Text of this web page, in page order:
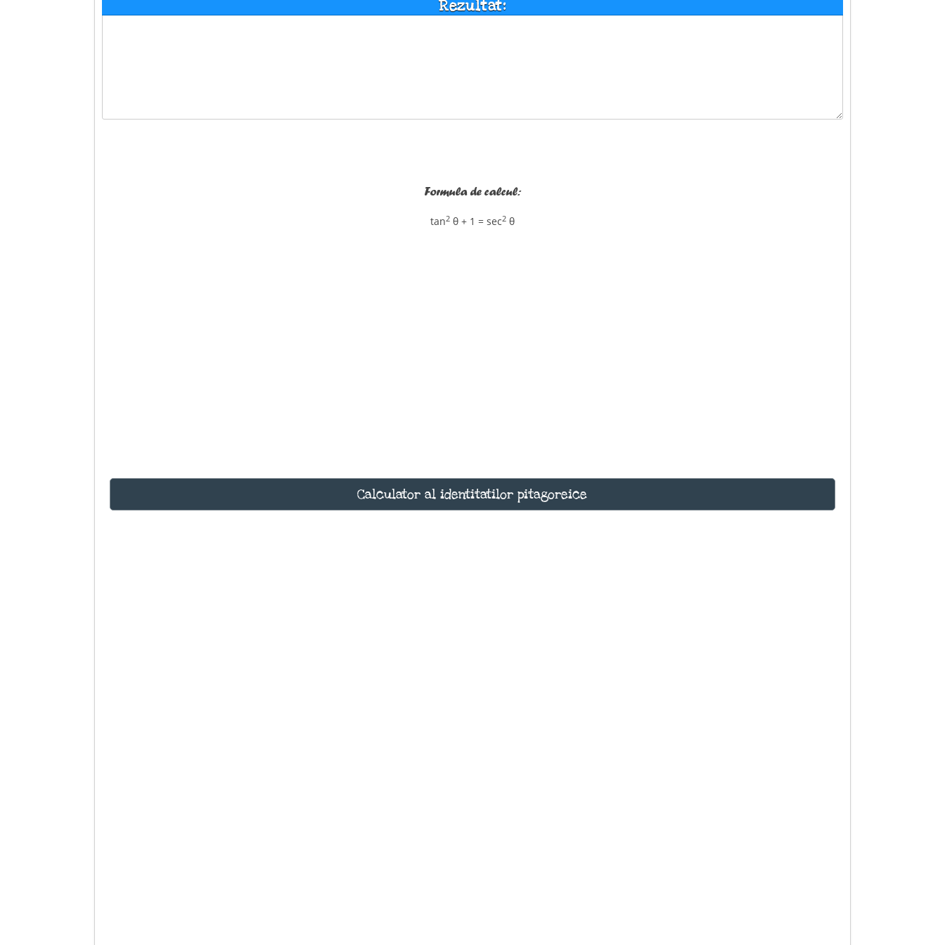
Rezultat:
Formula de calcul:
tan2 θ + 1 = sec2 θ
Calculator al identitatilor pitagoreice